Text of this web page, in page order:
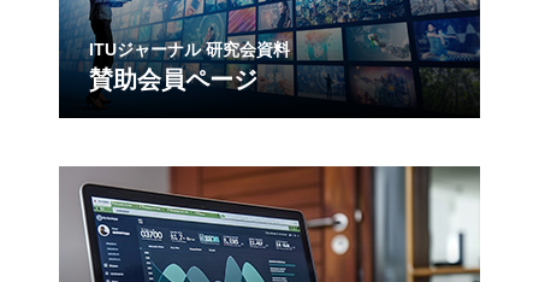
ITUジャーナル 研究会資料
賛助会員ページ